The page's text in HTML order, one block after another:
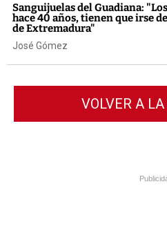
Sanguijuelas del Guadiana:
hace 40 años, tienen que irse
de Extremadura"
José Gómez
VOLVER A